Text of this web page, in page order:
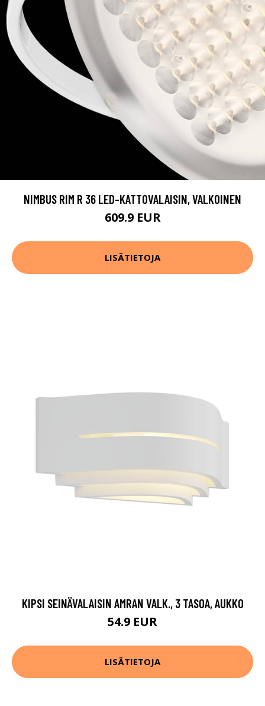
NIMBUS RIM R 36 LED-KATTOVALAISIN, VALKOINEN
609.9 EUR
LISÄTIETOJA
KIPSI SEINÄVALAISIN AMRAN VALK., 3 TASOA, AUKKO
54.9 EUR
LISÄTIETOJA